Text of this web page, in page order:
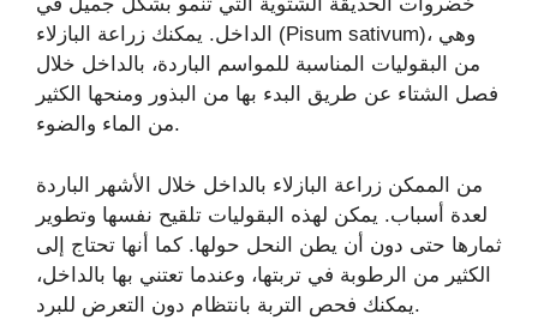
الداخل. يمكنك زراعة البازلاء (Pisum sativum)، وهي
من البقوليات المناسبة للمواسم الباردة، بالداخل خلال
فصل الشتاء عن طريق البدء بها من البذور ومنحها الكثير
من الماء والضوء.
من الممكن زراعة البازلاء بالداخل خلال الأشهر الباردة
لعدة أسباب. يمكن لهذه البقوليات تلقيح نفسها وتطوير
ثمارها حتى دون أن يطن النحل حولها. كما أنها تحتاج إلى
الكثير من الرطوبة في تربتها، وعندما تعتني بها بالداخل،
يمكنك فحص التربة بانتظام دون التعرض للبرد.